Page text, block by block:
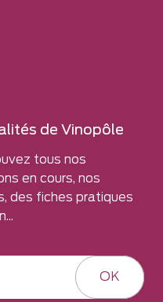
de Vinopôle
tous nos
en cours, nos
des fiches pratiques
OK